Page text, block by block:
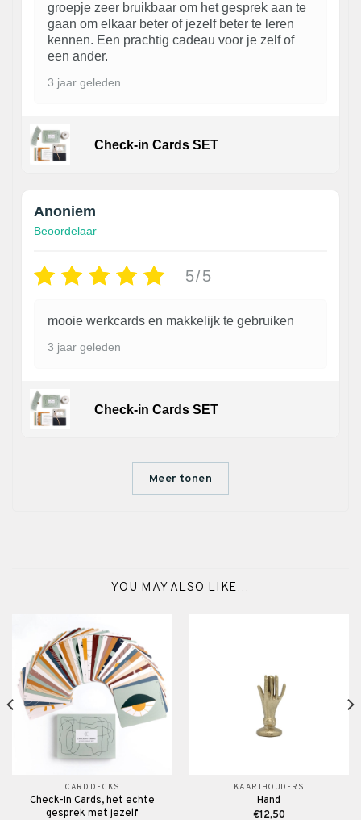
groepje zeer bruikbaar om het gesprek aan te
gaan om elkaar beter of jezelf beter te leren
kennen. Een prachtig cadeau voor je zelf of
een ander.
3 jaar geleden
Check-in Cards SET
Anoniem
Beoordelaar
5/5
mooie werkcards en makkelijk te gebruiken
3 jaar geleden
Check-in Cards SET
Meer tonen
YOU MAY ALSO LIKE…
CARD DECKS
Check-in Cards, het echte
gesprek met jezelf
KAARTHOUDERS
Hand
€12,50